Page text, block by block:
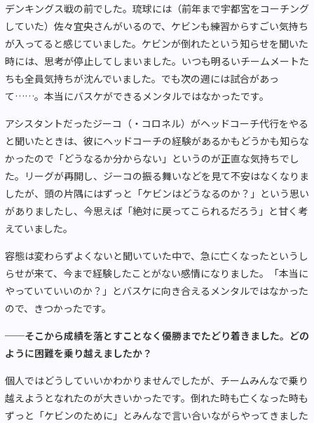
デンキングス戦の前でした。琉球には（前年まで宇都宮をコーチング
していた）佐々宜央さんがいるので、ケビンも練習からすごい気持ち
が入ってると感じていました。ケビンが倒れたという知らせを聞いた
時には、思考が停止してしまいました。いつも明るいチームメートた
ちも全員気持ちが沈んでいました。でも次の週には試合があっ
て ……。本当にバスケができるメンタルではなかったです。
アシスタントだったジーコ（・コロネル）がヘッドコーチ代行をやる
と聞いたときは、彼にヘッドコーチの経験があるかもどうかも知らな
かったので「どうなるか分からない」というのが正直な気持ちでし
た。リーグが再開し、ジーコの振る舞いなどを見て不安はなくなりま
したが、頭の片隅にはずっと「ケビンはどうなるのか？」という思い
がありましたし、今思えば「絶対に戻ってこられるだろう」と甘く考
えていました。
容態は変わらずよくないと聞いていた中で、急に亡くなったというし
らせが来て、今まで経験したことがない感情になりました。「本当に
やっていていいのか？」とバスケに向き合えるメンタルではなかった
ので、きつかったです。
──そこから成績を落とすことなく優勝までたどり着きました。どの
ように困難を乗り越えましたか？
個人ではどうしていいかわかりませんでしたが、チームみんなで乗り
越えようとなれたのが大きいかったです。倒れた時も亡くなった時も
ずっと「ケビンのために」とみんなで言い合いながらやってきました